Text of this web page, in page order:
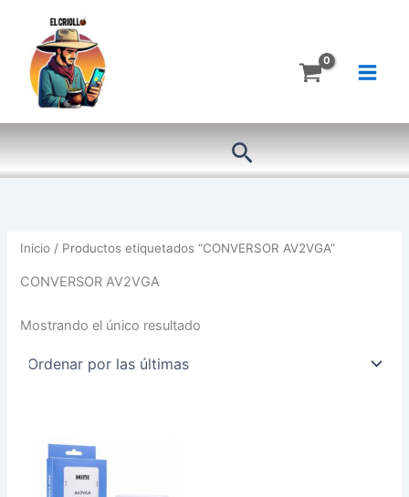
contenido
Buscar
Inicio / Productos etiquetados “CONVERSOR AV2VGA”
CONVERSOR AV2VGA
Mostrando el único resultado
cantidad